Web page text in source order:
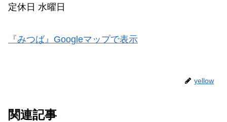
定休日 水曜日
『みつば』Googleマップで表示
yellow
関連記事